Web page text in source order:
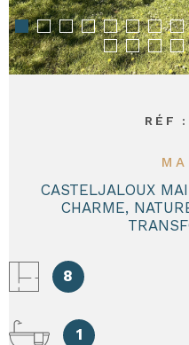
RÉF
CASTELJALOUX
CHARME,
8
1